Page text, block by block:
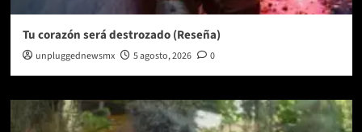
Tu corazón será destrozado (Reseña)
unpluggednewsmx 5 agosto, 2026 0